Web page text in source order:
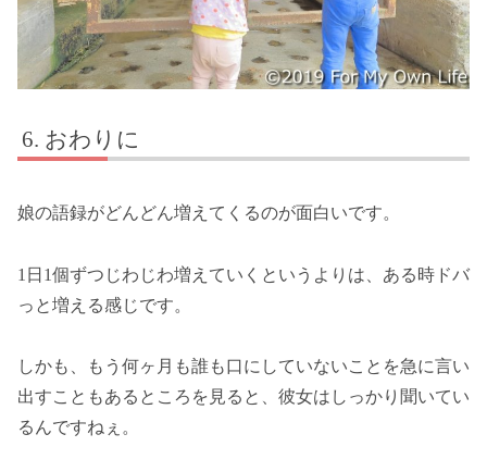
おわりに
娘の語録がどんどん増えてくるのが面白いです。
1日1個ずつじわじわ増えていくというよりは、ある時ドバ
っと増える感じです。
しかも、もう何ヶ月も誰も口にしていないことを急に言い
出すこともあるところを見ると、彼女はしっかり聞いてい
るんですねぇ。